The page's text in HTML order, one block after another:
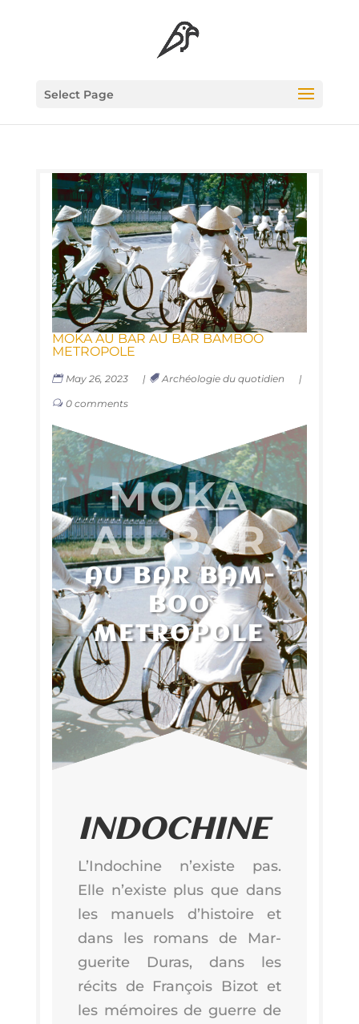
Select Page
MOKA AU BAR AU BAR BAM­BOO
METROPOLE
May 26, 2023 | Archéologie du quotidien |
0 comments
MOKA
AU BAR
AU BAR BAM­
BOO
METROPOLE
INDO­CHINE
L’Indochine n’existe pas.
Elle n’existe plus que dans
les manuels d’his­toire et
dans les romans de Mar­
gue­rite Duras, dans les
récits de Fran­çois Bizot et
les mémoires de guerre de